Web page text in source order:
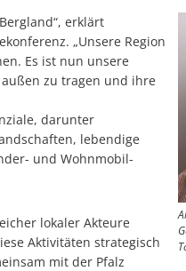
Testsystem
Wolfstein
Auslegung
Auslegung
erklärt
„Unsere Region
Es ist nun unsere
zu tragen und ihre
darunter
lebendige
und Wohnmobil-
lokaler Akteure
Aktivitäten strategisch
mit der Pfalz